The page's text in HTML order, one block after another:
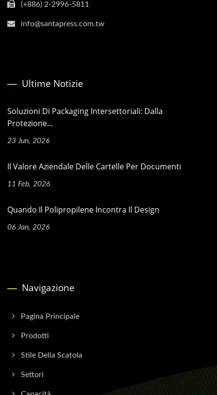
(+886) 2-2996-5811
info@santapress.com.tw
Ultime Notizie
Soluzioni Di Packaging Intersettoriali: Dalla
Protezione...
23 Jun, 2026
Il Valore Aziendale Delle Cartelle Per Documenti
11 Feb, 2026
Quando Il Polipropilene Incontra Il Design
06 Jan, 2026
Navigazione
Pagina Principale
Prodotti
Stile Della Scatola
Settori